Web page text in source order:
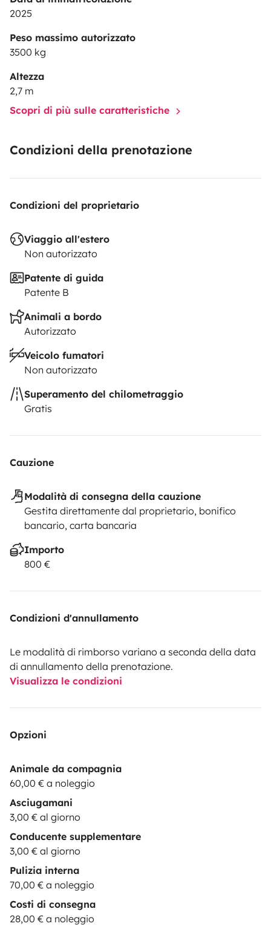
2025
Peso massimo autorizzato
3500 kg
Altezza
2,7 m
Scopri di più sulle caratteristiche
Condizioni della prenotazione
Condizioni del proprietario
Viaggio all'estero
Non autorizzato
Patente di guida
Patente B
Animali a bordo
Autorizzato
Veicolo fumatori
Non autorizzato
Superamento del chilometraggio
Gratis
Cauzione
Modalità di consegna della cauzione
Gestita direttamente dal proprietario, bonifico
bancario, carta bancaria
Importo
800 €
Condizioni d'annullamento
Le modalità di rimborso variano a seconda della data
di annullamento della prenotazione.
Visualizza le condizioni
Opzioni
Animale da compagnia
60,00 € a noleggio
Asciugamani
3,00 € al giorno
Conducente supplementare
3,00 € al giorno
Pulizia interna
70,00 € a noleggio
Costi di consegna
28,00 € a noleggio